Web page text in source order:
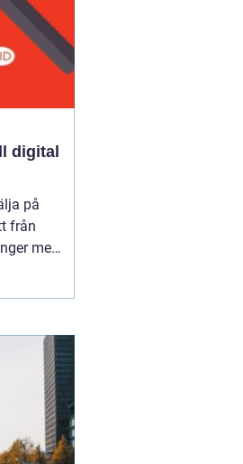
augusti
digital
på
från
med
till
mobilen